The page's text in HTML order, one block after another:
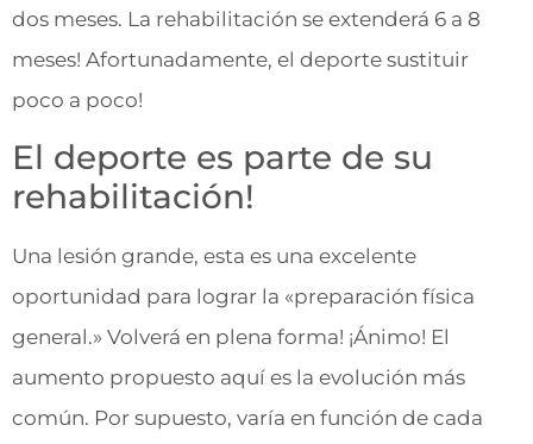
dos meses. La rehabilitación se extenderá 6 a 8
meses! Afortunadamente, el deporte sustituir
poco a poco!
El deporte es parte de su
rehabilitación!
Una lesión grande, esta es una excelente
oportunidad para lograr la «preparación física
general.» Volverá en plena forma! ¡Ánimo! El
aumento propuesto aquí es la evolución más
común. Por supuesto, varía en función de cada